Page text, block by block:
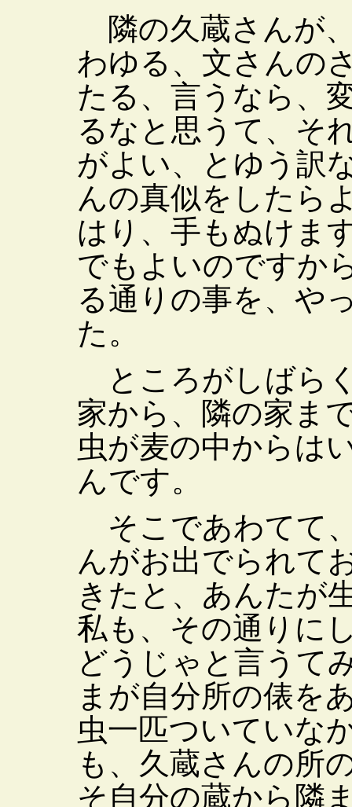
隣の久蔵さんが
わゆる、文さんの
たる、言うなら、
るなと思うて、そ
がよい、とゆう訳
んの真似をしたら
はり、手もぬけま
でもよいのですか
る通りの事を、や
た。
ところがしばら
家から、隣の家ま
虫が麦の中からは
んです。
そこであわてて
んがお出でられて
きたと、あんたが
私も、その通りに
どうじゃと言うて
まが自分所の俵を
虫一匹ついていな
も、久蔵さんの所
そ自分の蔵から隣